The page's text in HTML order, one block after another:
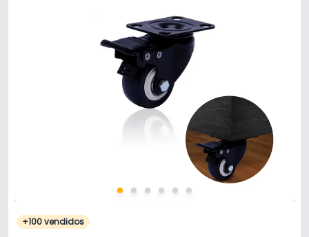
+100 vendidos